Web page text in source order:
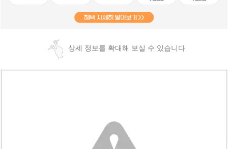
상세 정보를 확대해 보실 수 있습니다